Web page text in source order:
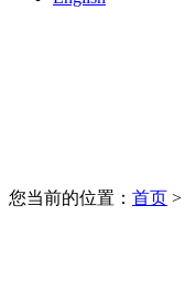
您当前的位置： 首页 >